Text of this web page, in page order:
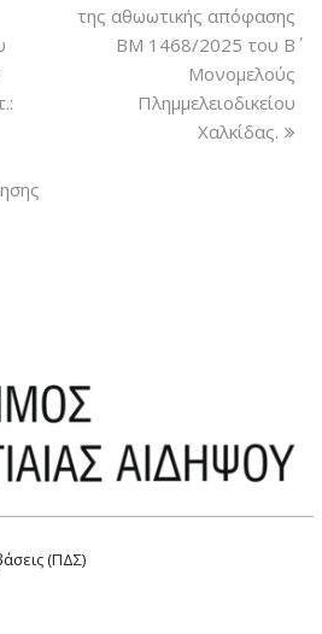
της αθωωτικής απόφασης
ΒΜ 1468/2025 του Β΄
Μονομελούς
Πλημμελειοδικείου
Χαλκίδας.
(ΠΔΣ)